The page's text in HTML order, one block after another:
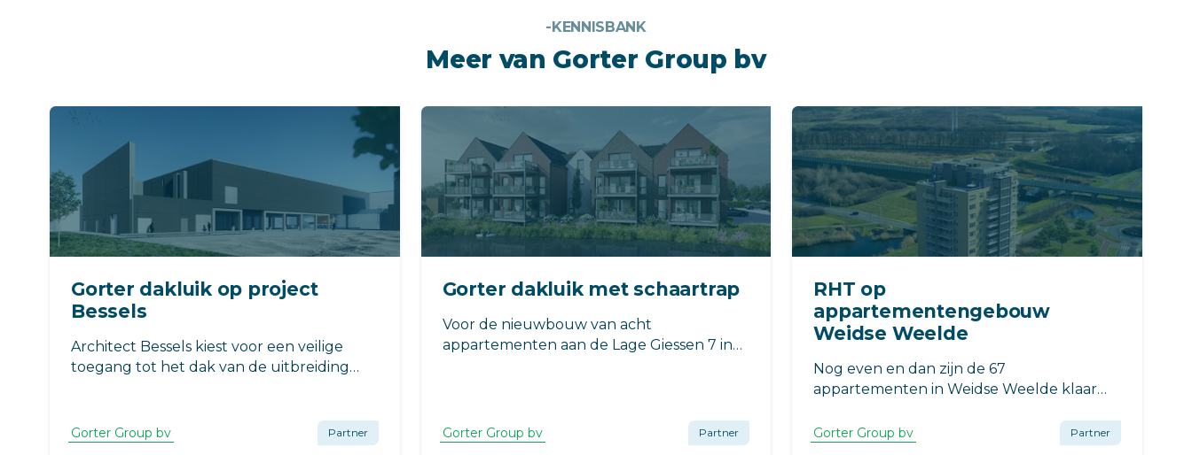
-KENNISBANK
Meer van Gorter Group bv
Gorter dakluik op project
Bessels
Architect Bessels kiest voor een veilige
toegang tot het dak van de uitbreiding
dakluik draagt bij aan een energiezuinig
pand en biedt een compleet veilige
Gorter Group bv Partner
Gorter dakluik met schaartrap
Voor de nieuwbouw van acht
appartementen aan de Lage Giessen 7 in
daktoegang, met minimale impact op de
beschikbare ruimte in de woning.
Gorter Group bv Partner
RHT op
appartementengebouw
Weidse Weelde
Nog even en dan zijn de 67
appartementen in Weidse Weelde klaar
appartementengebouw bestaat uit
dertien woonlagen en is prachtig gelegen
Gorter Group bv Partner